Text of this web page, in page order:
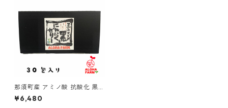
那須町産 アミノ酸 抗酸化 黒に
んにく ３０日分 【黒のスス
メ！醗酵熟成黒にんにくゼリ
¥6,480